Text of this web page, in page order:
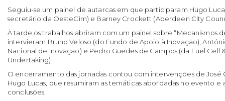
Seguiu-se um painel de autarcas em que participaram Hugo
secretário da OesteCim) e Barney Crockett (Aberdeen City
À tarde os trabalhos abriram com um painel sobre “Mecanismos
intervieram Bruno Veloso (do Fundo de Apoio à Inovação),
Nacional de Inovação) e Pedro Guedes de Campos (da Fuel Cell
Undertaking).
O encerramento das jornadas contou com intervenções de José
Hugo Lucas, que resumiram as temáticas abordadas no evento e
conclusões.